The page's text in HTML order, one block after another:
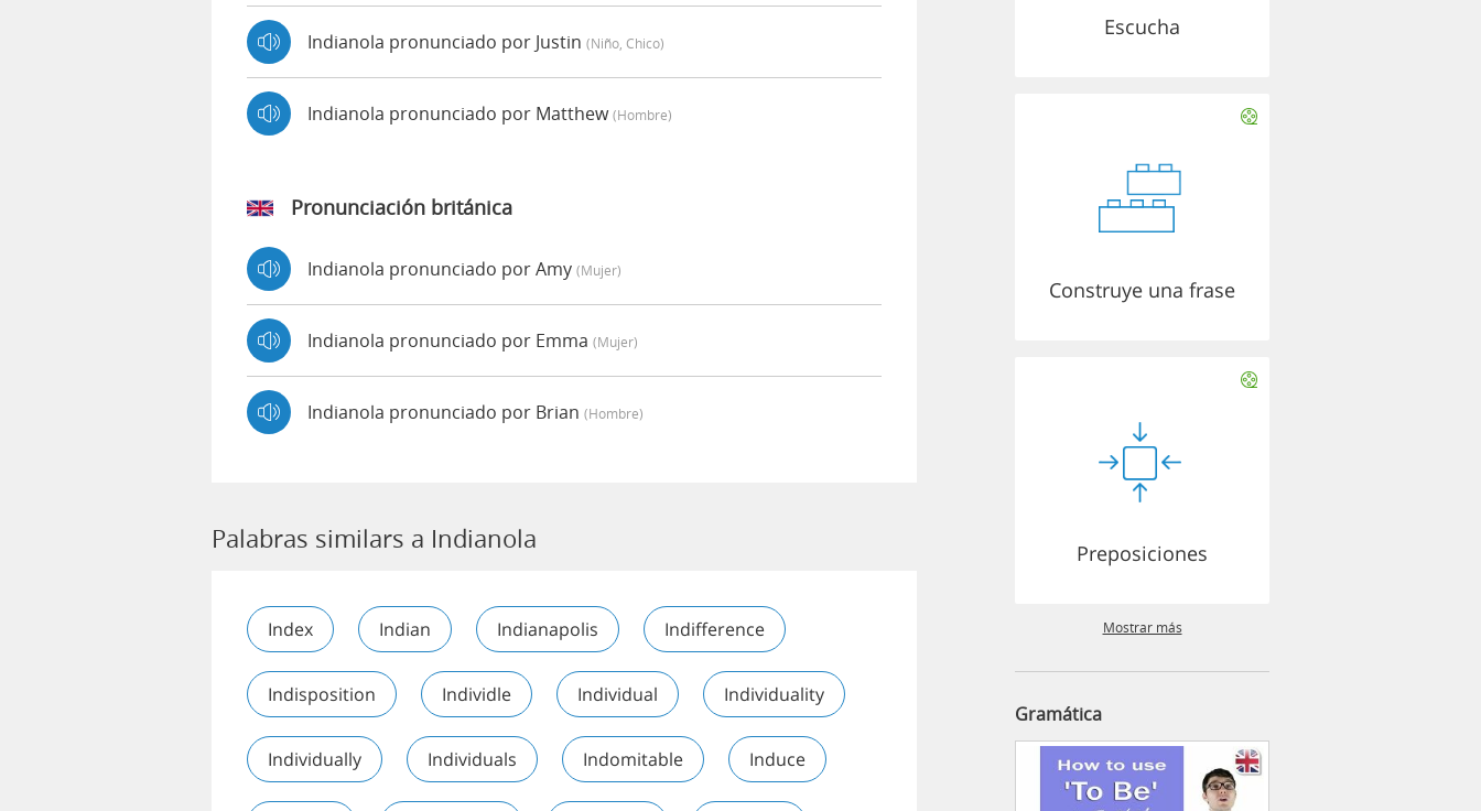
Indianola pronunciado por Justin (niño, Chico)
Indianola pronunciado por Matthew(hombre)
Pronunciación británica
Indianola pronunciado por Amy (mujer)
Indianola pronunciado por Emma (mujer)
Indianola pronunciado por Brian (hombre)
Palabras similars a Indianola
Index Indian Indianapolis Indifference
Indisposition Individle Individual Individuality
Individually Individuals Indomitable Induce
Escucha
Construye una frase
Preposiciones
Mostrar más
Gramática